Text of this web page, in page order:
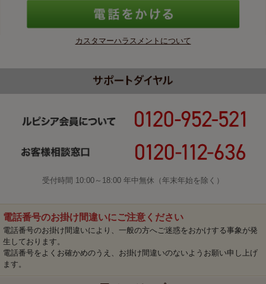
カスタマーハラスメントについて
受付時間 10:00～18:00 年中無休（年末年始を除く）
電話番号のお掛け間違いにご注意ください
電話番号のお掛け間違いにより、一般の方へご迷惑をおかけする事象が発
生しております。
電話番号をよくお確かめのうえ、お掛け間違いのないようお願い申し上げ
ます。